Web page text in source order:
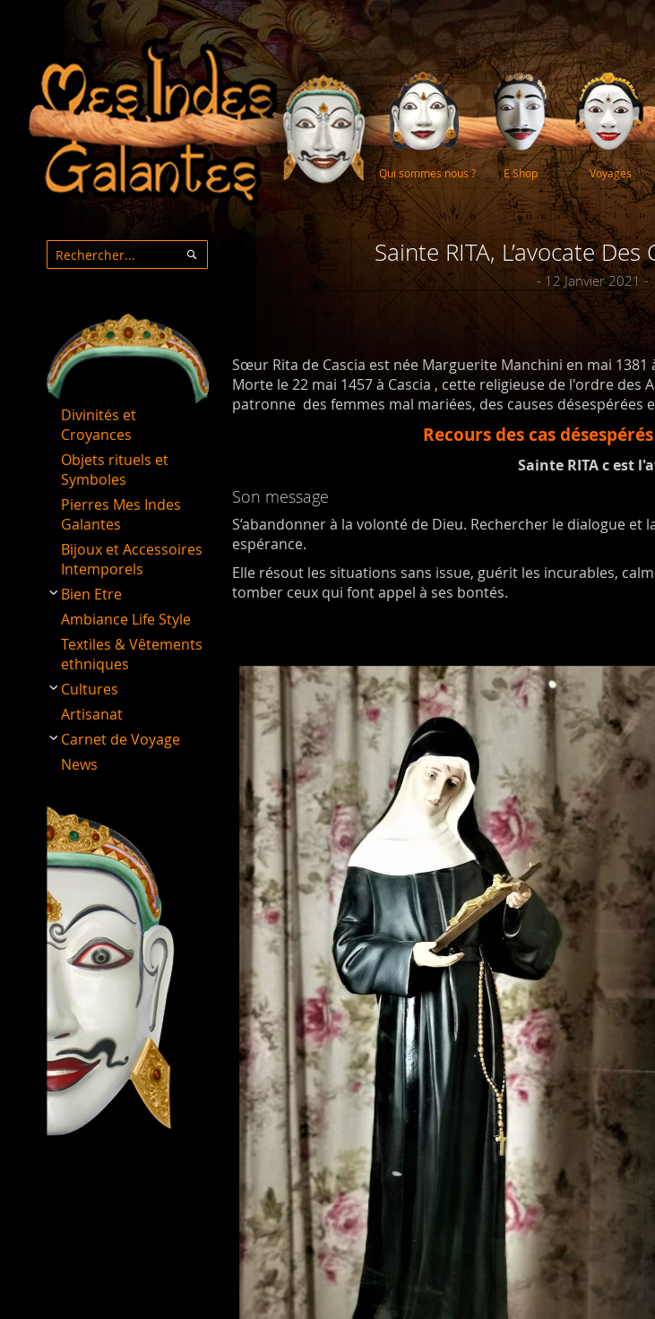
Qui sommes nous ? E Shop Voyages
Sainte RITA, L’avocate
- 12 Janvier 2021 -
Sœur Rita de Cascia est née Marguerite Manchini en mai
Morte le 22 mai 1457 à Cascia , cette religieuse de l'ordre des
patronne des femmes mal mariées, des causes désespérées
Recours des cas
Sainte RITA c est
Son message
S’abandonner à la volonté de Dieu. Rechercher le dialogue
espérance.
Elle résout les situations sans issue, guérit les incurables,
tomber ceux qui font appel à ses bontés.
Rechercher
Divinités et
Croyances
Objets rituels et
Symboles
Pierres Mes Indes
Galantes
Bijoux et Accessoires
Intemporels
Bien Etre
Ambiance Life Style
Textiles & Vêtements
ethniques
Cultures
Artisanat
Carnet de Voyage
News